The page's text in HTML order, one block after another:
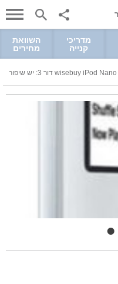
מדריכי
קנייה
השוואת
מחירים